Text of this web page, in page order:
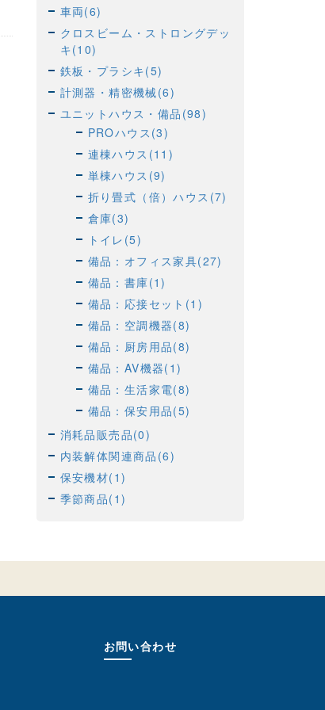
車両(6)
クロスビーム・ストロングデッ
キ(10)
鉄板・プラシキ(5)
計測器・精密機械(6)
ユニットハウス・備品(98)
PROハウス(3)
連棟ハウス(11)
単棟ハウス(9)
折り畳式（倍）ハウス(7)
倉庫(3)
トイレ(5)
備品：オフィス家具(27)
備品：書庫(1)
備品：応接セット(1)
備品：空調機器(8)
備品：厨房用品(8)
備品：AV機器(1)
備品：生活家電(8)
備品：保安用品(5)
消耗品販売品(0)
内装解体関連商品(6)
保安機材(1)
季節商品(1)
お問い合わせ